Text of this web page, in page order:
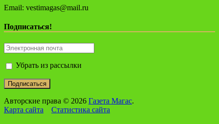
Email: vestimagas@mail.ru
Подписаться!
Убрать из рассылки
Авторские права © 2026 Газета Магас.
Карта сайта
Статистика сайта